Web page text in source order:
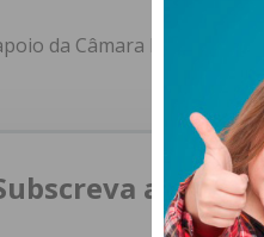
da Câmara Municipal
a